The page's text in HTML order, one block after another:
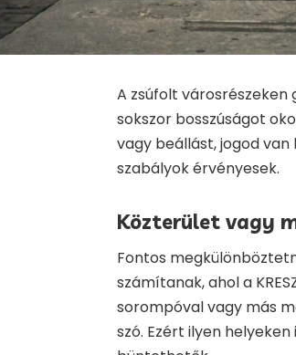
A zsúfolt
sokszor bosszúságot
vagy beállást, jogod
szabályok érvényesek.
Közterület vagy
Fontos
számítanak, ahol a
sorompóval vagy más
szó. Ezért ilyen